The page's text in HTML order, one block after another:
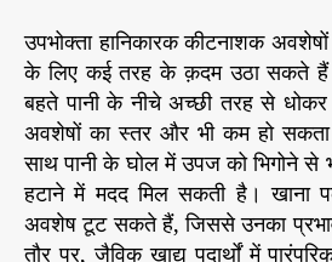
उपभोक्ता हानिकारक कीटनाशक
के लिए कई तरह के क़दम उठा सकते
बहते पानी के नीचे अच्छी तरह से
अवशेषों का स्तर और भी कम हो
साथ पानी के घोल में उपज को भिगोने से
हटाने में मदद मिल सकती है। खाना
अवशेष टूट सकते हैं, जिससे उनका
तौर पर, जैविक खाद्य पदार्थों में